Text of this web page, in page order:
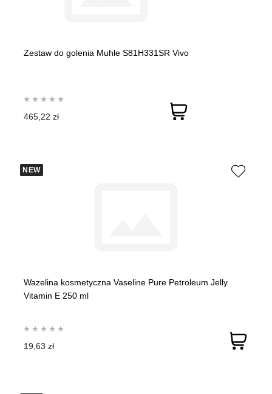
Zestaw do golenia Muhle S81H331SR Vivo
465,22 zł
NEW
Wazelina kosmetyczna Vaseline Pure Petroleum Jelly
Vitamin E 250 ml
19,63 zł